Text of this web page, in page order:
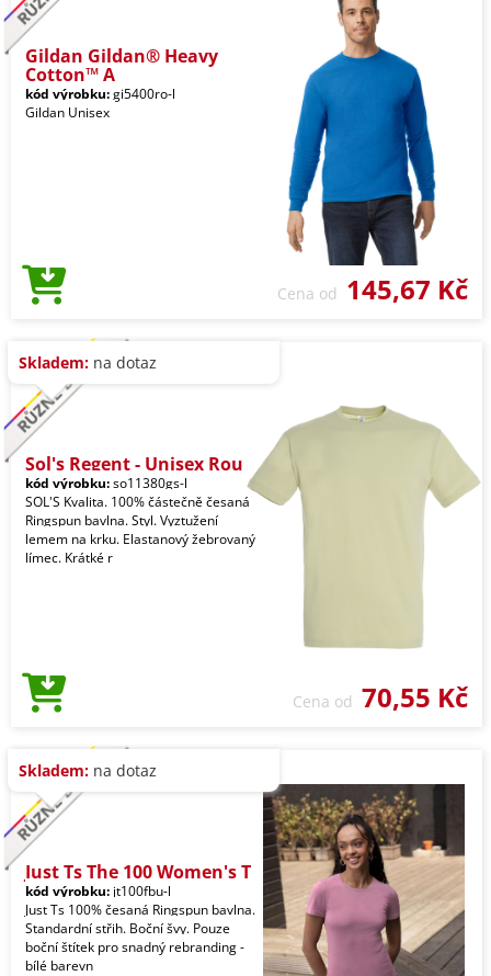
Gildan Gildan® Heavy
Cotton™ A
kód výrobku:gi5400ro-l
Gildan Unisex
Cena od 145,67 Kč
Skladem: na dotaz
Sol's Regent - Unisex Rou
kód výrobku:so11380gs-l
SOL'S Kvalita. 100% částečně česaná
Ringspun bavlna. Styl. Vyztužení
lemem na krku. Elastanový žebrovaný
límec. Krátké r
Cena od 70,55 Kč
Skladem: na dotaz
Just Ts The 100 Women's T
kód výrobku: jt100fbu-l
Just Ts 100% česaná Ringspun bavlna.
Standardní střih. Boční švy. Pouze
boční štítek pro snadný rebranding -
bílé barevn